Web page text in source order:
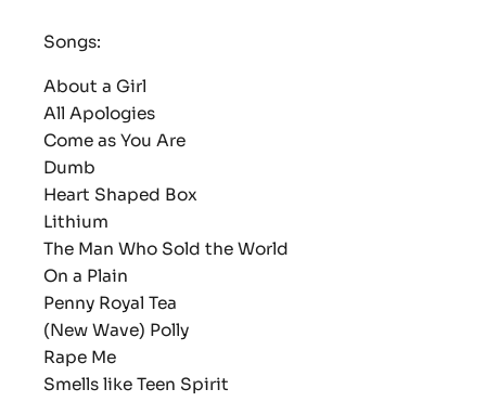
Songs:
About a Girl
All Apologies
Come as You Are
Dumb
Heart Shaped Box
Lithium
The Man Who Sold the World
On a Plain
Penny Royal Tea
(New Wave) Polly
Rape Me
Smells like Teen Spirit